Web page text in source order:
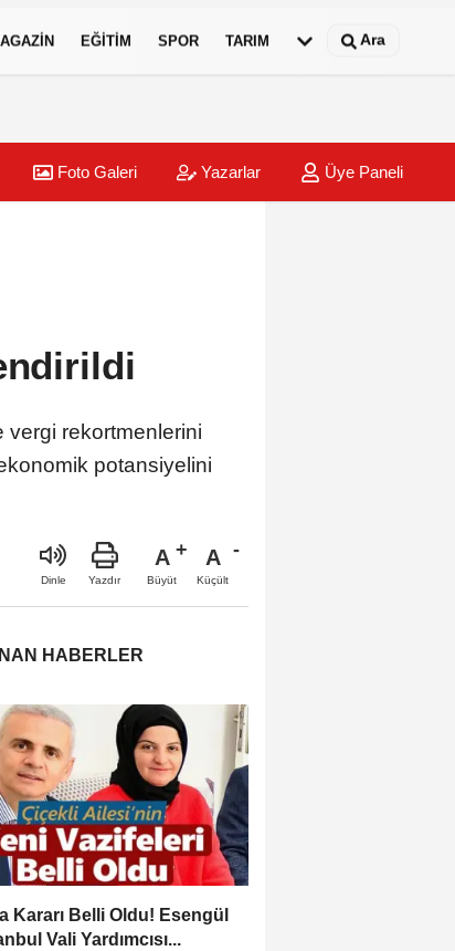
EĞITIM SPOR TARIM Ara
Foto Galeri Yazarlar Üye Paneli
vergi rekortmenlerini
potansiyelini
Dinle Yazdır
A
Büyüt
A
Küçült
HABERLER
Kararı Belli Oldu! Esengül
Vali Yardımcısı...